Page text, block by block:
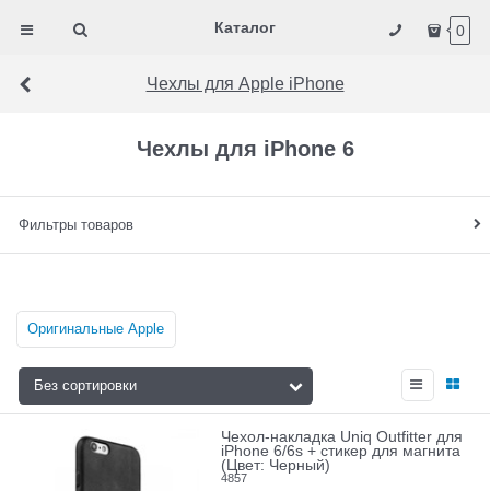
Каталог 0
Чехлы для Apple iPhone
Чехлы для iPhone 6
Фильтры товаров
Оригинальные Apple
Чехол-накладка Uniq Outfitter для
iPhone 6/6s + стикер для магнита
(Цвет: Черный)
4857